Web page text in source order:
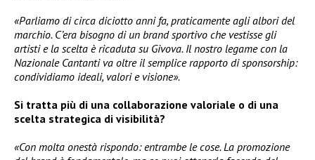
«Parliamo di circa diciotto anni fa, praticamente agli albori del
marchio. C’era bisogno di un brand sportivo che vestisse gli
artisti e la scelta è ricaduta su Givova. Il nostro legame con la
Nazionale Cantanti va oltre il semplice rapporto di sponsorship:
condividiamo ideali, valori e visione».
Si tratta più di una collaborazione valoriale o di una
scelta strategica di visibilità?
«Con molta onestà rispondo: entrambe le cose. La promozione